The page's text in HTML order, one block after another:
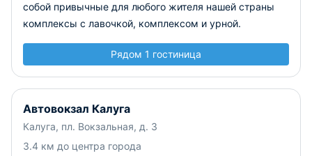
собой привычные для любого жителя нашей страны
комплексы с лавочкой, комплексом и урной.
Рядом 1 гостиница
Автовокзал Калуга
Калуга, пл. Вокзальная, д. 3
3.4 км до центра города